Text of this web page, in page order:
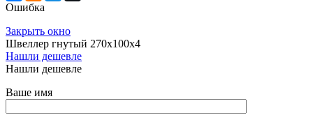
Ошибка
Закрыть окно
Швеллер гнутый 270х100х4
Нашли дешевле
Нашли дешевле
Ваше имя